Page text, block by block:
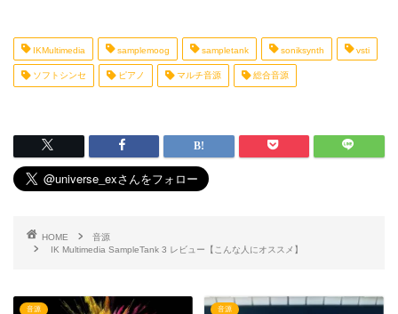
IKMultimedia samplemoog sampletank soniksynth vsti
ソフトシンセ ピアノ マルチ音源 総合音源
HOME
音源
IK Multimedia SampleTank 3 レビュー【こんな人にオススメ】
音源 音源